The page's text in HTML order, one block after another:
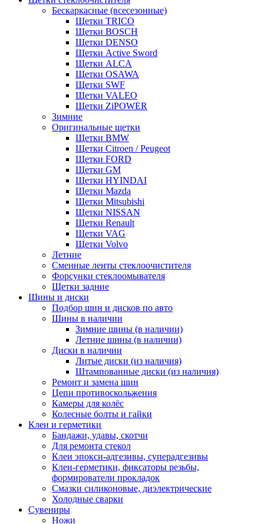
Бескаркасные (всесезонные)
Щетки TRICO
Щетки BOSCH
Щетки DENSO
Щетки Active Sword
Щетки ALCA
Щетки OSAWA
Щетки SWF
Щетки VALEO
Щетки ZiPOWER
Зимние
Оригинальные щетки
Щетки BMW
Щетки Citroen / Peugeot
Щетки FORD
Щетки GM
Щетки HYINDAI
Щетки Mazda
Щетки Mitsubishi
Щетки NISSAN
Щетки Renault
Щетки VAG
Щетки Volvo
Летние
Сменные ленты стеклоочистителя
Форсунки стеклоомывателя
Щетки задние
Шины и диски
Подбор шин и дисков по авто
Шины в наличии
Зимние шины (в наличии)
Летние шины (в наличии)
Диски в наличии
Литые диски (из наличия)
Штампованные диски (из наличия)
Ремонт и замена шин
Цепи противоскольжения
Камеры для колёс
Колесные болты и гайки
Клеи и герметики
Бандажи, удавы, скотчи
Для ремонта стекол
Клеи эпокси-адгезивы, суперадгезивы
Клеи-герметики, фиксаторы резьбы,
формирователи прокладок
Смазки силиконовые, диэлектрические
Холодные сварки
Сувениры
Ножи